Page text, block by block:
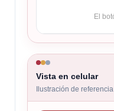
El
Vista en celular
Ilustración de